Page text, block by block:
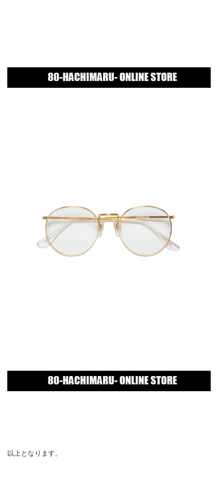
以上となります。